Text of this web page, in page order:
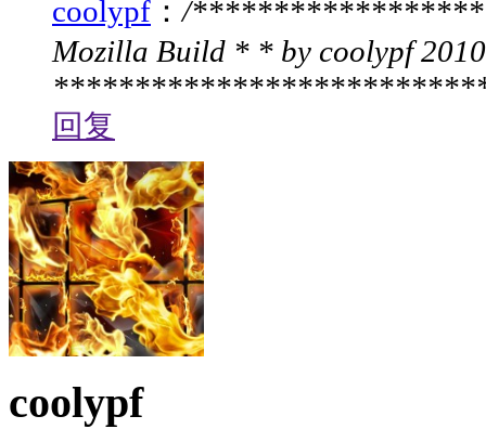
coolypf ：/
Mozilla Build * * by coolypf
回复
coolypf